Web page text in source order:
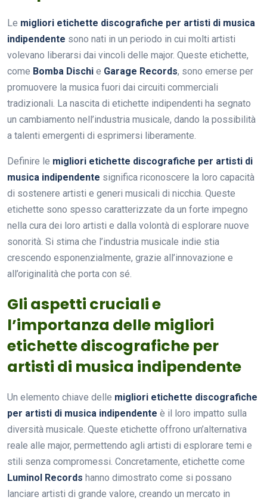
Le migliori etichette discografiche per artisti di musica
indipendente sono nati in un periodo in cui molti artisti
volevano liberarsi dai vincoli delle major. Queste etichette,
come Bomba Dischi e Garage Records, sono emerse per
promuovere la musica fuori dai circuiti commerciali
tradizionali. La nascita di etichette indipendenti ha segnato
un cambiamento nell’industria musicale, dando la possibilità
a talenti emergenti di esprimersi liberamente.
Definire le migliori etichette discografiche per artisti di
musica indipendente significa riconoscere la loro capacità
di sostenere artisti e generi musicali di nicchia. Queste
etichette sono spesso caratterizzate da un forte impegno
nella cura dei loro artisti e dalla volontà di esplorare nuove
sonorità. Si stima che l’industria musicale indie stia
crescendo esponenzialmente, grazie all’innovazione e
all’originalità che porta con sé.
Gli aspetti cruciali e
l’importanza delle migliori
etichette discografiche per
artisti di musica indipendente
Un elemento chiave delle migliori etichette discografiche
per artisti di musica indipendente è il loro impatto sulla
diversità musicale. Queste etichette offrono un’alternativa
reale alle major, permettendo agli artisti di esplorare temi e
stili senza compromessi. Concretamente, etichette come
Luminol Records hanno dimostrato come si possano
lanciare artisti di grande valore, creando un mercato in